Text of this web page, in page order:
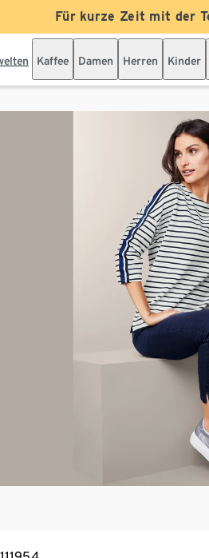
Für kurze Zeit mit der
Kaffee Damen Herren Kinder